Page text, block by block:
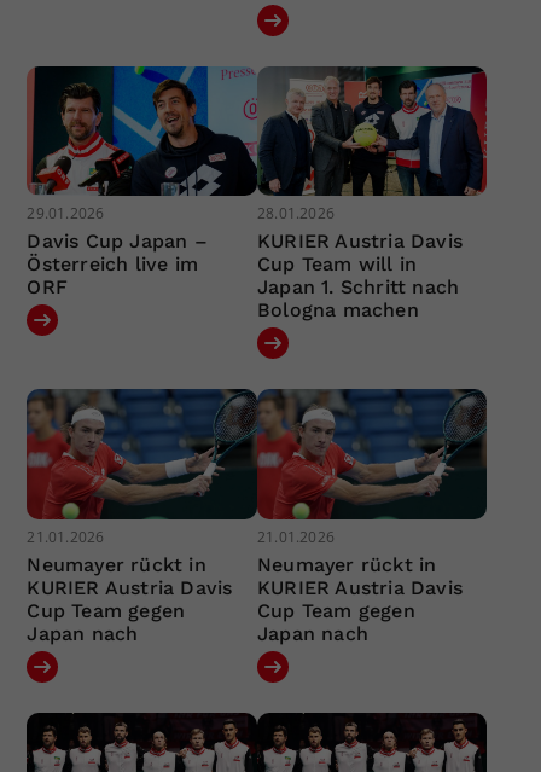
29.01.2026
Davis Cup Japan –
Österreich live im
ORF
28.01.2026
KURIER Austria Davis
Cup Team will in
Japan 1. Schritt nach
Bologna machen
21.01.2026
Neumayer rückt in
KURIER Austria Davis
Cup Team gegen
Japan nach
21.01.2026
Neumayer rückt in
KURIER Austria Davis
Cup Team gegen
Japan nach